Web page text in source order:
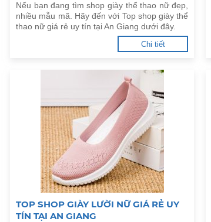
Nếu bạn đang tìm shop giày thể thao nữ đẹp,
nhiều mẫu mã. Hãy đến với Top shop giày thể
thao nữ giá rẻ uy tín tại An Giang dưới đây.
Chi tiết
TOP SHOP GIÀY LƯỜI NỮ GIÁ RẺ UY
TÍN TẠI AN GIANG